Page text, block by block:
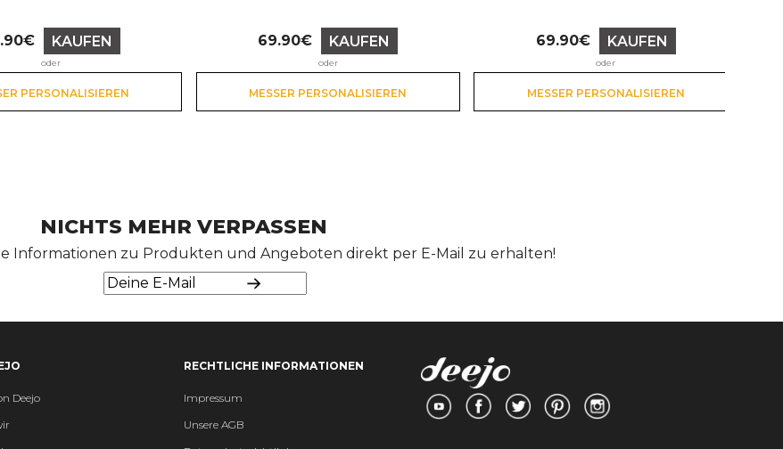
Preis
KAUFEN
oder
PERSONALISIEREN
Preis
69.90€ KAUFEN
oder
MESSER PERSONALISIEREN
Preis
69.90€ KAUFEN
oder
MESSER PERSONALISIEREN
NICHTS MEHR VERPASSEN
Informationen zu Produkten und Angeboten direkt per E-Mail zu erhalten!
Deejo
RECHTLICHE INFORMATIONEN
Impressum
Unsere AGB